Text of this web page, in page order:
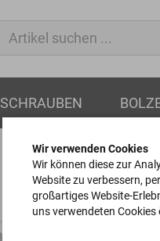
SCHRAUBEN
Wir verwenden Cookies
Wir können diese zur
Website zu verbessern,
großartiges Website-
uns verwendeten